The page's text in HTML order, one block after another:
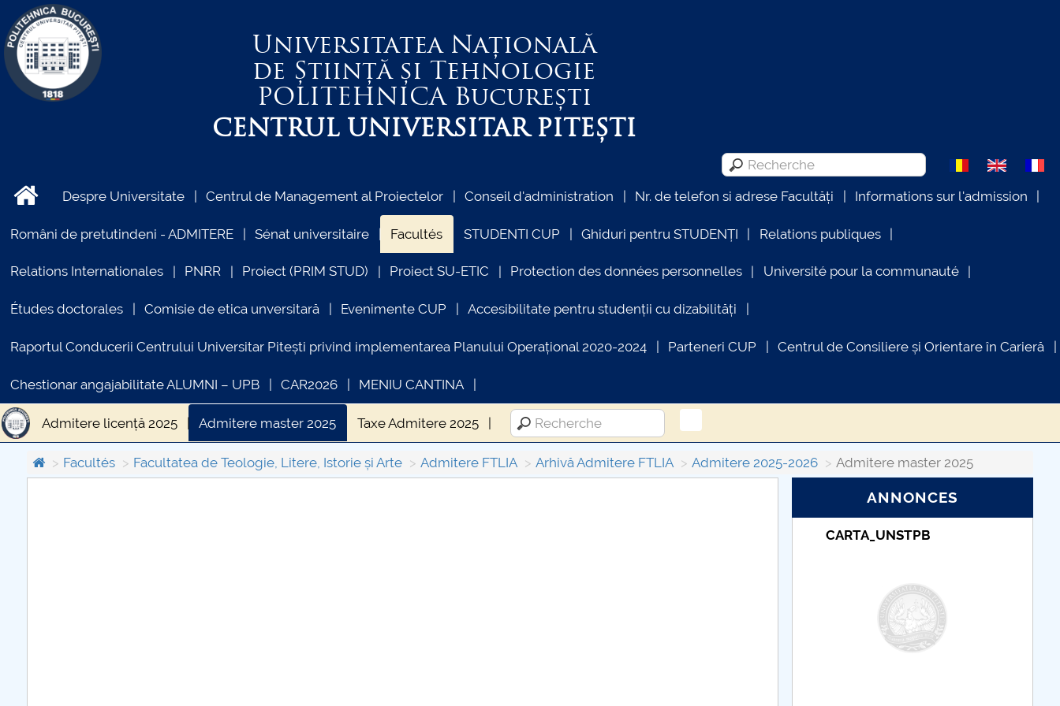
Universitatea Națională
de Știință și Tehnologie
POLITEHNICABucurești
CENTRUL UNIVERSITAR PITEȘTI
Despre Universitate Centrul de Management al Proiectelor Conseil d'administration Nr. de telefon si adrese Facultăți Informations sur l'admission
Români de pretutindeni - ADMITERE Sénat universitaire Facultés STUDENTI CUP Ghiduri pentru STUDENȚI Relations publiques
Relations Internationales PNRR Proiect (PRIM STUD) Proiect SU-ETIC Protection des données personnelles Université pour la communauté
Études doctorales Comisie de etica unversitară Evenimente CUP Accesibilitate pentru studenții cu dizabilități
Raportul Conducerii Centrului Universitar Pitești privind implementarea Planului Operațional 2020-2024 Parteneri CUP Centrul de Consiliere și Orientare în Carieră
Chestionar angajabilitate ALUMNI – UPB CAR2026 MENIU CANTINA
Admitere licență 2025 Admitere master 2025 Taxe Admitere 2025
Facultés Facultatea de Teologie, Litere, Istorie și Arte Admitere FTLIA Arhivă Admitere FTLIA Admitere 2025-2026 Admitere master 2025
ANNONCES
Taxe de școlarizare